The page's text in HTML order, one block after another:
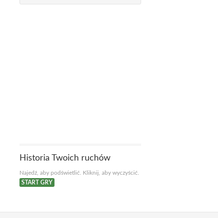
Historia Twoich ruchów
Najedź, aby podświetlić. Kliknij, aby wyczyścić.
START GRY